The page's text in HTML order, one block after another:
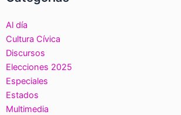
Al día
Cultura Cívica
Discursos
Elecciones 2025
Especiales
Estados
Multimedia